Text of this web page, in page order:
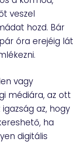
veszel
hozd. Bár
óra erejéig lát
vagy
médiára, az ott
az, hogy
ha
digitális